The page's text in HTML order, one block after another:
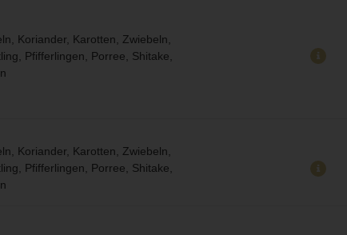
Koriander, Karotten, Zwiebeln,
Pfifferlingen, Porree, Shitake,
Koriander, Karotten, Zwiebeln,
Pfifferlingen, Porree, Shitake,